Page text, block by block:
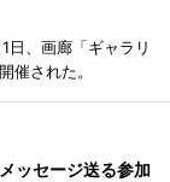
日、画廊「ギャラリ
催された。
ッセージ送る参加